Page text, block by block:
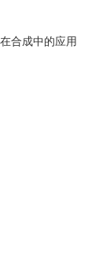
合成中的应用